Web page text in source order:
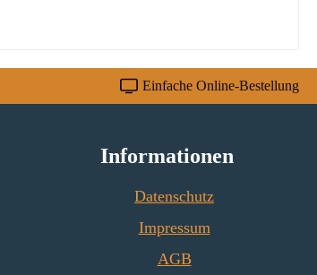
Einfache Online-Bestellung
Informationen
Datenschutz
Impressum
AGB